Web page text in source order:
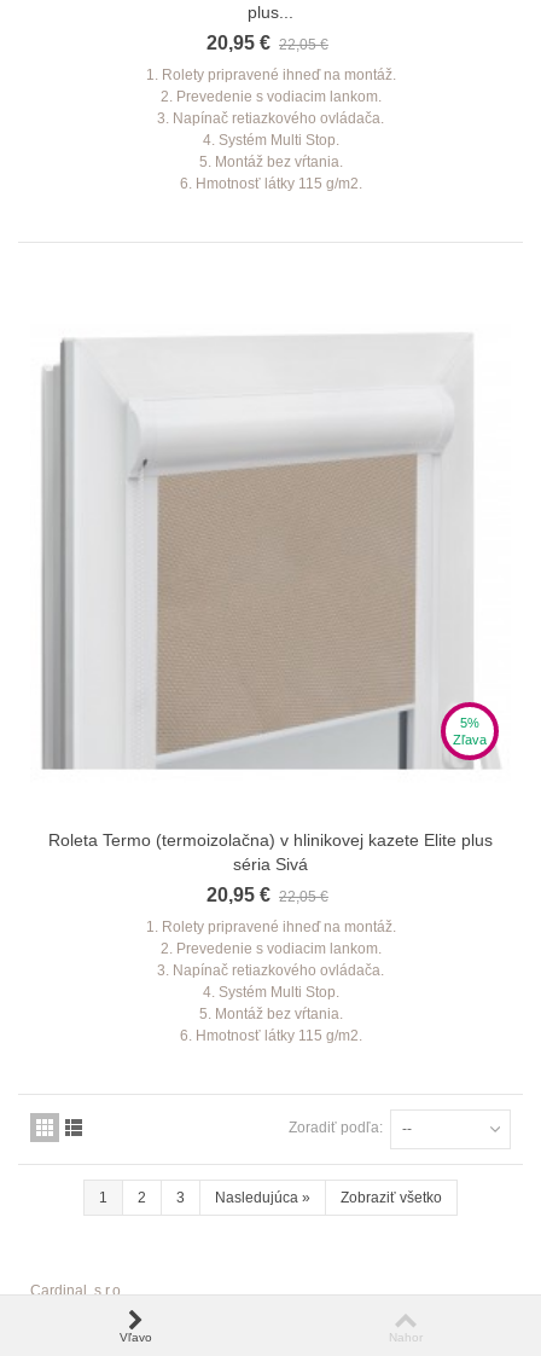
plus...
20,95 € 22,05 €
1. Rolety pripravené ihneď na montáž.
2. Prevedenie s vodiacim lankom.
3. Napínač retiazkového ovládača.
4. Systém Multi Stop.
5. Montáž bez vŕtania.
6. Hmotnosť látky 115 g/m2.
5%
Zľava
Roleta Termo (termoizolačna) v hlinikovej kazete Elite plus
séria Sivá
20,95 € 22,05 €
1. Rolety pripravené ihneď na montáž.
2. Prevedenie s vodiacim lankom.
3. Napínač retiazkového ovládača.
4. Systém Multi Stop.
5. Montáž bez vŕtania.
6. Hmotnosť látky 115 g/m2.
Zoradiť podľa: --
1 2 3 Nasledujúca» Zobraziť všetko
Cardinal, s.r.o.
Ak by ste na našej stránke nenašli dostatočne odpovede na Vaše otázky
ohľadom našich výrobkov alebo služieb, kontaktujte nás, prosím,
Vľavo Nahor